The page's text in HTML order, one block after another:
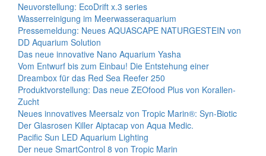
Neuvorstellung: EcoDrift x.3 series
Wasserreinigung im Meerwasseraquarium
Pressemeldung: Neues AQUASCAPE NATURGESTEIN von
DD Aquarium Solution
Das neue innovative Nano Aquarium Yasha
Vom Entwurf bis zum Einbau! Die Entstehung einer
Dreambox für das Red Sea Reefer 250
Produktvorstellung: Das neue ZEOfood Plus von Korallen-
Zucht
Neues innovatives Meersalz von Tropic Marin®: Syn-Biotic
Der Glasrosen Killer Aiptacap von Aqua Medic.
Pacific Sun LED Aquarium Lighting
Der neue SmartControl 8 von Tropic Marin